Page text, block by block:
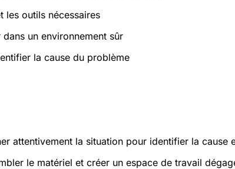
les outils nécessaires
dans un environnement sûr
la cause du problème
attentivement la situation pour identifier la cause
le matériel et créer un espace de travail